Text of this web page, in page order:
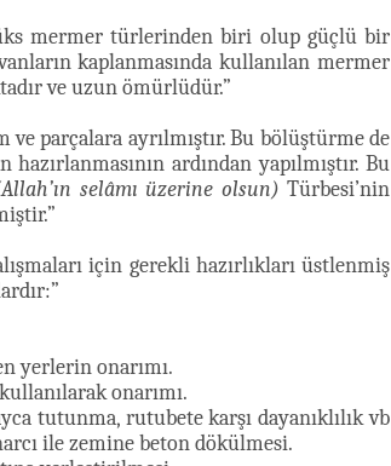
mermer türlerinden biri olup güçlü bir
kaplanmasında kullanılan mermer
ve uzun ömürlüdür.”
ve parçalara ayrılmıştır. Bu bölüştürme de
ardından yapılmıştır. Bu
selâmı üzerine olsun) Türbesi’nin
için gerekli hazırlıkları üstlenmiş
yerlerin onarımı.
onarımı.
tutunma, rutubete karşı dayanıklılık vb
ile zemine beton dökülmesi.